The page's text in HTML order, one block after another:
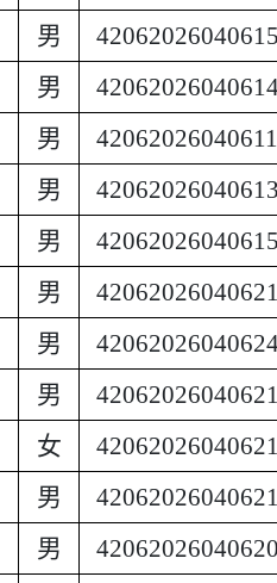
男
男
男
男
男
男
男
男
女
男
男